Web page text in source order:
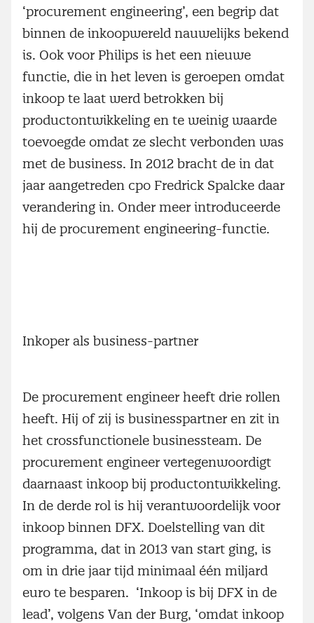
‘procurement engineering’, een begrip dat
binnen de inkoopwereld nauwelijks bekend
is. Ook voor Philips is het een nieuwe
functie, die in het leven is geroepen omdat
inkoop te laat werd betrokken bij
productontwikkeling en te weinig waarde
toevoegde omdat ze slecht verbonden was
met de business. In 2012 bracht de in dat
jaar aangetreden cpo Fredrick Spalcke daar
verandering in. Onder meer introduceerde
hij de procurement engineering-functie.
Inkoper als business-partner
De procurement engineer heeft drie rollen
heeft. Hij of zij is businesspartner en zit in
het crossfunctionele businessteam. De
procurement engineer vertegenwoordigt
daarnaast inkoop bij productontwikkeling.
In de derde rol is hij verantwoordelijk voor
inkoop binnen DFX. Doelstelling van dit
programma, dat in 2013 van start ging, is
om in drie jaar tijd minimaal één miljard
euro te besparen. ‘Inkoop is bij DFX in de
lead’, volgens Van der Burg, ‘omdat inkoop